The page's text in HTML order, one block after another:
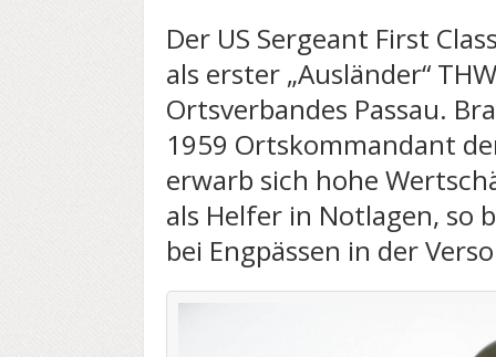
Der US Sergeant First
als erster „Ausländer“
Ortsverbandes Passau.
1959 Ortskommandant
erwarb sich hohe
als Helfer in Notlagen, so
bei Engpässen in der